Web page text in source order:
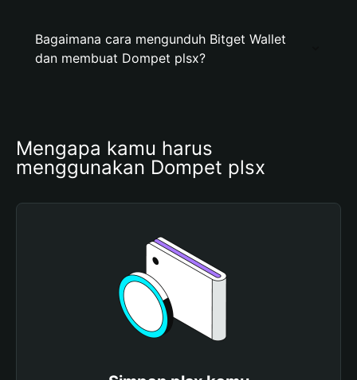
Bagaimana cara mengunduh Bitget Wallet
dan membuat Dompet plsx?
Mengapa kamu harus
menggunakan Dompet plsx